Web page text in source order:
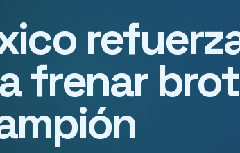
frenar